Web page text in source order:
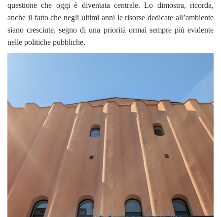
questione che oggi è diventata centrale. Lo dimostra, ricorda,
anche il fatto che negli ultimi anni le risorse dedicate all’ambiente
siano cresciute, segno di una priorità ormai sempre più evidente
nelle politiche pubbliche.